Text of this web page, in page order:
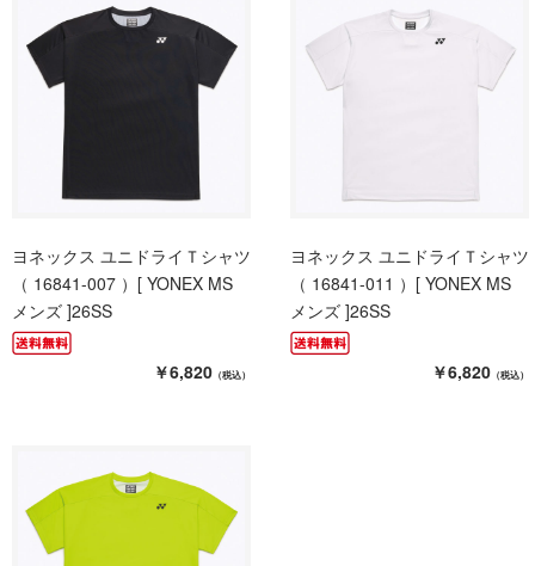
ヨネックス ユニドライＴシャツ
（ 16841-007 ）[ YONEX MS
メンズ ]26SS
￥6,820 （税込）
ヨネックス ユニドライＴシャツ
（ 16841-011 ）[ YONEX MS
メンズ ]26SS
￥6,820 （税込）